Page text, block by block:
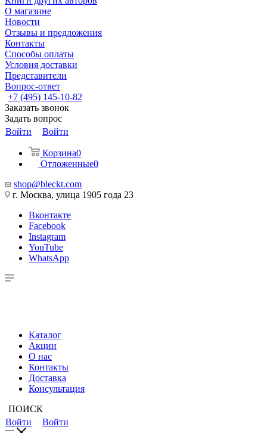
О магазине
Новости
Отзывы и предложения
Контакты
Способы оплаты
Условия доставки
Представители
Вопрос-ответ
+7 (495) 145-10-82
Заказать звонок
Задать вопрос
Войти
Войти
Корзина0
Отложенные0
shop@bleckt.com
г. Москва, улица 1905 года 23
Вконтакте
Facebook
Instagram
YouTube
WhatsApp
Каталог
Акции
О нас
Контакты
Доставка
Консультация
ПОИСК
Войти
Войти